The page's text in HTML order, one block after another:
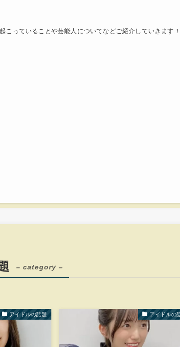
こっていることや芸能人についてなどご紹介していきます！
– category –
アイドルの話題 アイドルの